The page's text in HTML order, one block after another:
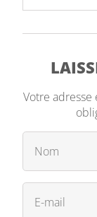
Votre adresse